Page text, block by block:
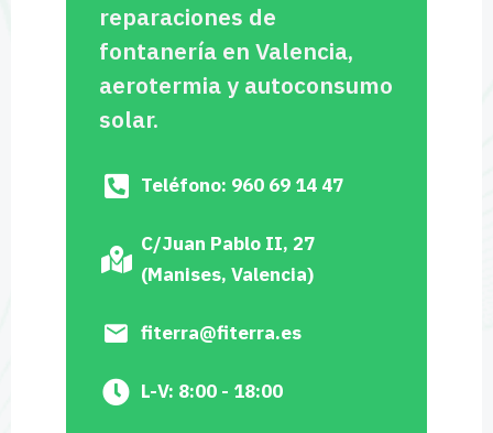
reparaciones de
fontanería en Valencia,
aerotermia y autoconsumo
solar.
Teléfono: 960 69 14 47
C/Juan Pablo II, 27
(Manises, Valencia)
fiterra@fiterra.es
L-V: 8:00 - 18:00